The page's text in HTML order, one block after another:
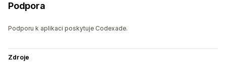
Podpora
Podporu k aplikaci poskytuje Codexade.
Zdroje